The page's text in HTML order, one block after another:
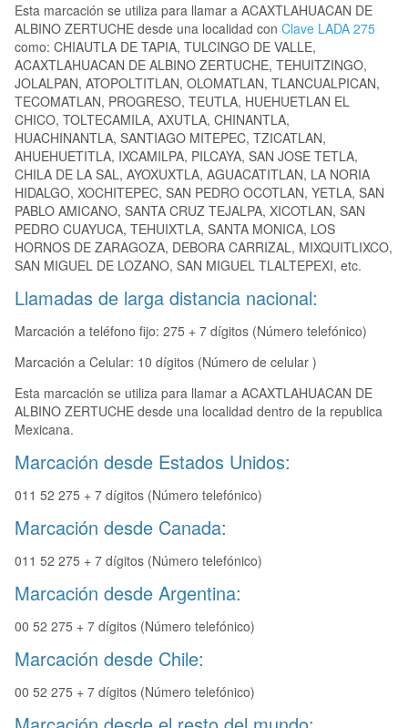
Esta marcación se utiliza para llamar a ACAXTLAHUACAN DE
ALBINO ZERTUCHE desde una localidad con Clave LADA 275
como: CHIAUTLA DE TAPIA, TULCINGO DE VALLE,
ACAXTLAHUACAN DE ALBINO ZERTUCHE, TEHUITZINGO,
JOLALPAN, ATOPOLTITLAN, OLOMATLAN, TLANCUALPICAN,
TECOMATLAN, PROGRESO, TEUTLA, HUEHUETLAN EL
CHICO, TOLTECAMILA, AXUTLA, CHINANTLA,
HUACHINANTLA, SANTIAGO MITEPEC, TZICATLAN,
AHUEHUETITLA, IXCAMILPA, PILCAYA, SAN JOSE TETLA,
CHILA DE LA SAL, AYOXUXTLA, AGUACATITLAN, LA NORIA
HIDALGO, XOCHITEPEC, SAN PEDRO OCOTLAN, YETLA, SAN
PABLO AMICANO, SANTA CRUZ TEJALPA, XICOTLAN, SAN
PEDRO CUAYUCA, TEHUIXTLA, SANTA MONICA, LOS
HORNOS DE ZARAGOZA, DEBORA CARRIZAL, MIXQUITLIXCO,
SAN MIGUEL DE LOZANO, SAN MIGUEL TLALTEPEXI, etc.
Llamadas de larga distancia nacional:
Marcación a teléfono fijo: 275 + 7 dígitos (Número telefónico)
Marcación a Celular: 10 dígitos (Número de celular )
Esta marcación se utiliza para llamar a ACAXTLAHUACAN DE
ALBINO ZERTUCHE desde una localidad dentro de la republica
Mexicana.
Marcación desde Estados Unidos:
011 52 275 + 7 dígitos (Número telefónico)
Marcación desde Canada:
011 52 275 + 7 dígitos (Número telefónico)
Marcación desde Argentina:
00 52 275 + 7 dígitos (Número telefónico)
Marcación desde Chile:
00 52 275 + 7 dígitos (Número telefónico)